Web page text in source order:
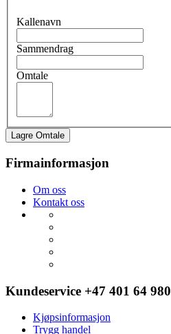
Kallenavn
Sammendrag
Omtale
Lagre Omtale
Firmainformasjon
Om oss
Kontakt oss
Kundeservice +47 401 64 980
Kjøpsinformasjon
Trygg handel